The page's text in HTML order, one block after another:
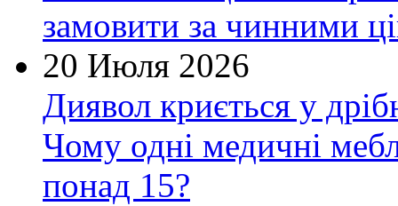
замовити за чинними
20 Июля 2026
Диявол криється у
Чому одні медичні
понад 15?